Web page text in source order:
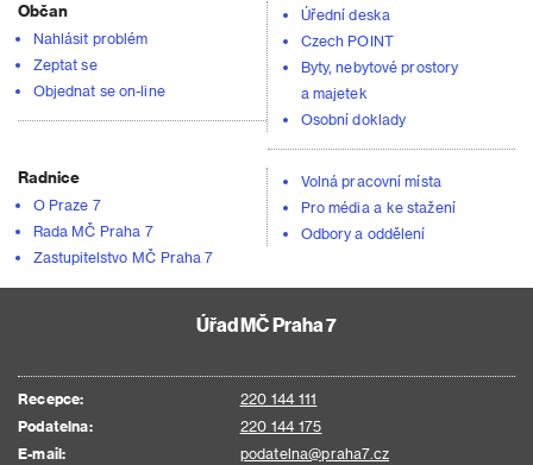
Občan
Nahlásit problém
Zeptat se
Objednat se on-line
Úřední deska
Czech POINT
Byty, nebytové prostory
a majetek
Osobní doklady
Radnice
O Praze 7
Rada MČ Praha 7
Zastupitelstvo MČ Praha 7
Volná pracovní místa
Pro média a ke stažení
Odbory a oddělení
Úřad MČ Praha 7
Recepce:
220 144 111
Podatelna:
220 144 175
E-mail:
podatelna@praha7.cz